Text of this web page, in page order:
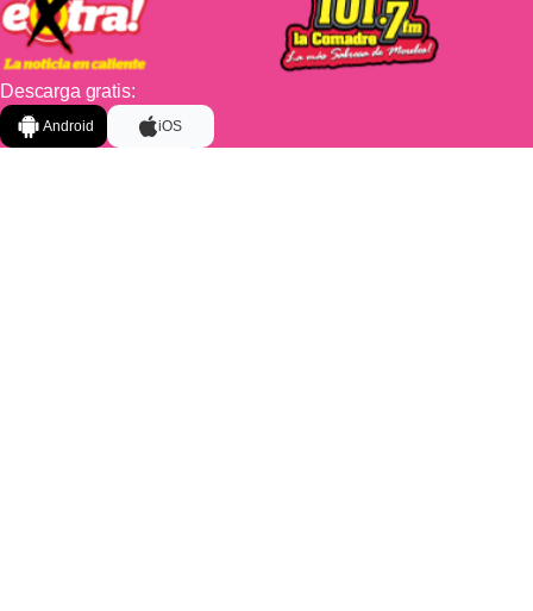
Descarga gratis:
Android iOS